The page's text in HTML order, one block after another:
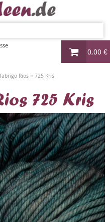
0,00 €
Rios » 725 Kris
725 Kris